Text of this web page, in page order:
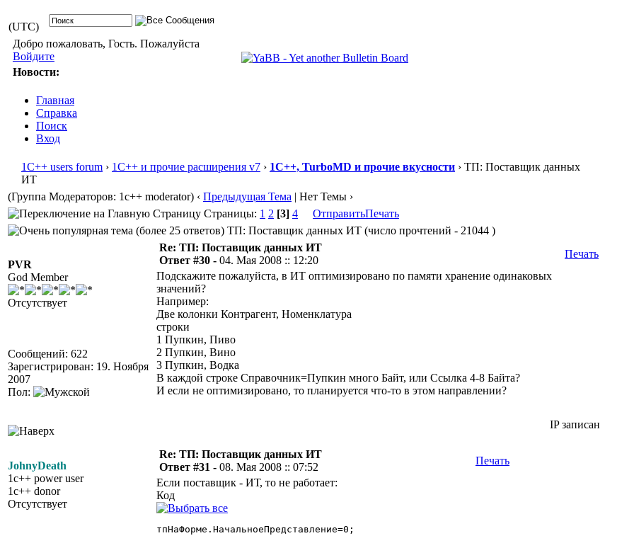
(UTC)
Добро пожаловать, Гость. Пожалуйста
Войдите
Новости:
Главная
Справка
Поиск
Вход
1С++ users forum › 1С++ и прочие расширения v7 › 1С++, TurboMD и прочие вкусности › ТП: Поставщик данных
ИТ
(Группа Модераторов: 1c++ moderator) ‹ Предыдущая Тема | Нет Темы ›
Страницы: 1 2 [3] 4 ОтправитьПечать
ТП: Поставщик данных ИТ (число прочтений - 21044 )
PVR
God Member
Отсутствует
Сообщений: 622
Зарегистрирован: 19. Ноября
2007
Пол:
Re: ТП: Поставщик данных ИТ
Ответ #30 - 04. Мая 2008 :: 12:20
Печать
Подскажите пожалуйста, в ИТ оптимизировано по памяти хранение одинаковых
значений?
Например:
Две колонки Контрагент, Номенклатура
строки
1 Пупкин, Пиво
2 Пупкин, Вино
3 Пупкин, Водка
В каждой строке Справочник=Пупкин много Байт, или Ссылка 4-8 Байта?
И если не оптимизировано, то планируется что-то в этом направлении?
IP записан
JohnyDeath
1c++ power user
1c++ donor
Отсутствует
Re: ТП: Поставщик данных ИТ
Ответ #31 - 08. Мая 2008 :: 07:52
Печать
Если поставщик - ИТ, то не работает:
Код
тпНаФорме.НачальноеПредставление=0;